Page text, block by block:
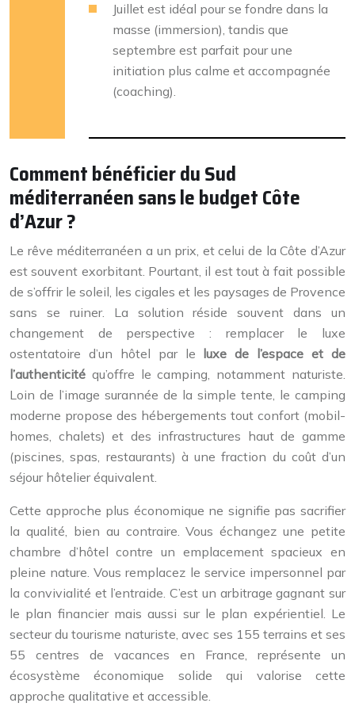
Juillet est idéal pour se fondre dans la
masse (immersion), tandis que
septembre est parfait pour une
initiation plus calme et accompagnée
(coaching).
Comment bénéficier du Sud
méditerranéen sans le budget Côte
d’Azur ?
Le rêve méditerranéen a un prix, et celui de la Côte d’Azur
est souvent exorbitant. Pourtant, il est tout à fait possible
de s’offrir le soleil, les cigales et les paysages de Provence
sans se ruiner. La solution réside souvent dans un
changement de perspective : remplacer le luxe
ostentatoire d’un hôtel par le luxe de l’espace et de
l’authenticité qu’offre le camping, notamment naturiste.
Loin de l’image surannée de la simple tente, le camping
moderne propose des hébergements tout confort (mobil-
homes, chalets) et des infrastructures haut de gamme
(piscines, spas, restaurants) à une fraction du coût d’un
séjour hôtelier équivalent.
Cette approche plus économique ne signifie pas sacrifier
la qualité, bien au contraire. Vous échangez une petite
chambre d’hôtel contre un emplacement spacieux en
pleine nature. Vous remplacez le service impersonnel par
la convivialité et l’entraide. C’est un arbitrage gagnant sur
le plan financier mais aussi sur le plan expérientiel. Le
secteur du tourisme naturiste, avec ses 155 terrains et ses
55 centres de vacances en France, représente un
écosystème économique solide qui valorise cette
approche qualitative et accessible.